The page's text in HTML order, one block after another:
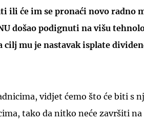
ili će im se pronaći novo radno
došao podignuti na višu
mu je nastavak isplate
vidjet ćemo što će biti s
tako da nitko neće završiti